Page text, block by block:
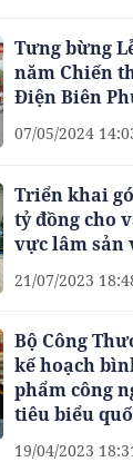
Tưng bừng
năm Chiến
Điện Biên
07/05/2024
Triển khai
tỷ đồng cho
vực lâm sản
21/07/2023
Bộ Công
kế hoạch
phẩm công
tiêu biểu
19/04/2023